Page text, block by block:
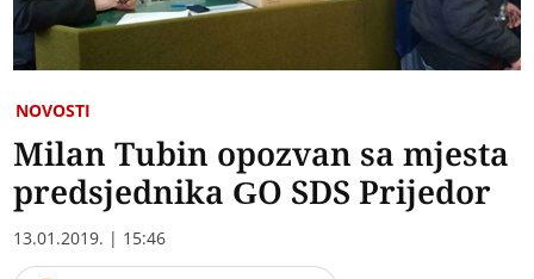
NOVOSTI
Milan Tubin opozvan sa mjesta
predsjednika GO SDS Prijedor
13.01.2019. | 15:46